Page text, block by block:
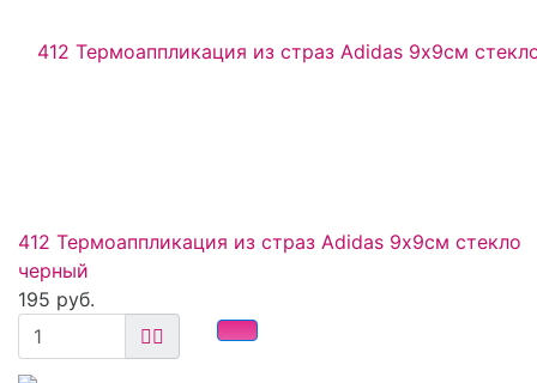
412 Термоаппликация из страз Adidas 9х9см стекло
черный
195 руб.